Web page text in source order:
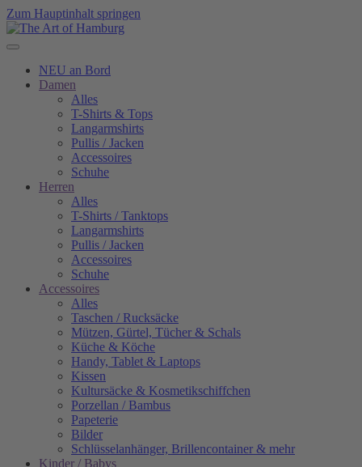
Zum Hauptinhalt springen
NEU an Bord
Damen
Alles
T-Shirts & Tops
Langarmshirts
Pullis / Jacken
Accessoires
Schuhe
Herren
Alles
T-Shirts / Tanktops
Langarmshirts
Pullis / Jacken
Accessoires
Schuhe
Accessoires
Alles
Taschen / Rucksäcke
Mützen, Gürtel, Tücher & Schals
Küche & Köche
Handy, Tablet & Laptops
Kissen
Kultursäcke & Kosmetikschiffchen
Porzellan / Bambus
Papeterie
Bilder
Schlüsselanhänger, Brillencontainer & mehr
Kinder / Babys